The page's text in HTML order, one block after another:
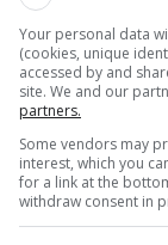
tyre ishte
një
Your personal data
(cookies, unique
accessed by and
site. We and our
partners.
Some vendors may
interest, which you
for a link at the
withdraw consent in